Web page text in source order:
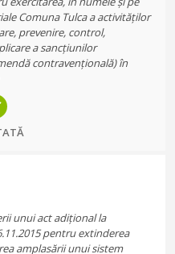
Comuna Tulca a activităților
prevenire, control,
a sancțiunilor
contravențională) în
unui act adițional la
pentru extinderea
amplasării unui sistem